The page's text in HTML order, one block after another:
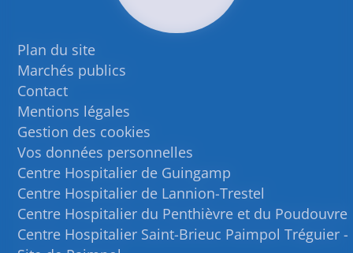
Plan du site
Marchés publics
Contact
Mentions légales
Gestion des cookies
Vos données personnelles
Centre Hospitalier de Guingamp
Centre Hospitalier de Lannion-Trestel
Centre Hospitalier du Penthièvre et du Poudouvre
Centre Hospitalier Saint-Brieuc Paimpol Tréguier -